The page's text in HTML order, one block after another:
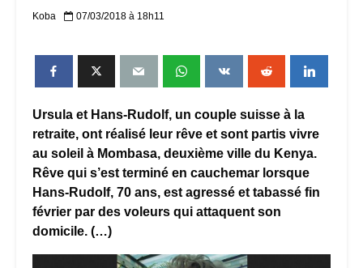
Koba 07/03/2018 à 18h11
Ursula et Hans-Rudolf, un couple suisse à la
retraite, ont réalisé leur rêve et sont partis vivre
au soleil à Mombasa, deuxième ville du Kenya.
Rêve qui s’est terminé en cauchemar lorsque
Hans-Rudolf, 70 ans, est agressé et tabassé fin
février par des voleurs qui attaquent son
domicile. (…)